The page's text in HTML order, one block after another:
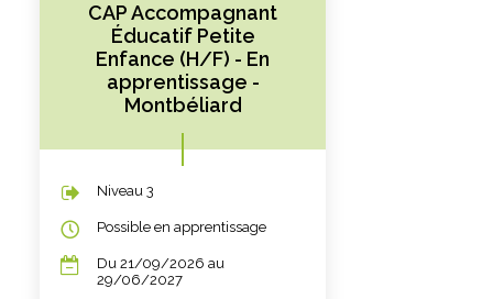
CAP Accompagnant
Éducatif Petite
Enfance (H/F) - En
apprentissage -
Montbéliard
Niveau 3
Possible en apprentissage
Du 21/09/2026 au
29/06/2027